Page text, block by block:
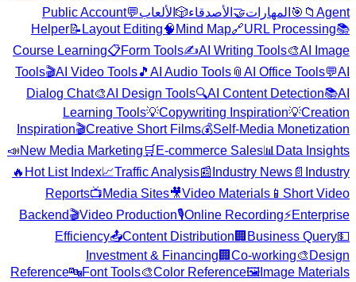
📁 Agent
🎯 المهارات🤝 الأصدقاء🎲 الألعاب💬
Public Account
Helper📝 Layout Editing🧠 Mind Map🔗URL Processing📚
Course Learning📋Form Tools✍️AI Writing Tools🎨AI Image
Tools🎬AI Video Tools🎵 AI Audio Tools 📎 AI Office Tools💬AI
Dialog Chat🎨AI Design Tools🔍AI Content Detection📚AI
Learning Tools💡Copywriting Inspiration💡Creation
Inspiration🎬Creative Short Films💰Self-Media Monetization
📣New Media Marketing 🛒 E-commerce Sales📊 Data Insights
🔥 Hot List Index📈Traffic Analysis📰 Industry News 📄 Industry
Reports📺Media Sites🎥Video Materials 📱 Short Video
Backend🎬Video Production🎙️Online Recording⚡Enterprise
Efficiency📤Content Distribution 🏢 Business Query💵
Investment & Financing 🏢 Co-working🎨 Design
Reference🔤Font Tools🎨Color Reference🖼️ Image Materials